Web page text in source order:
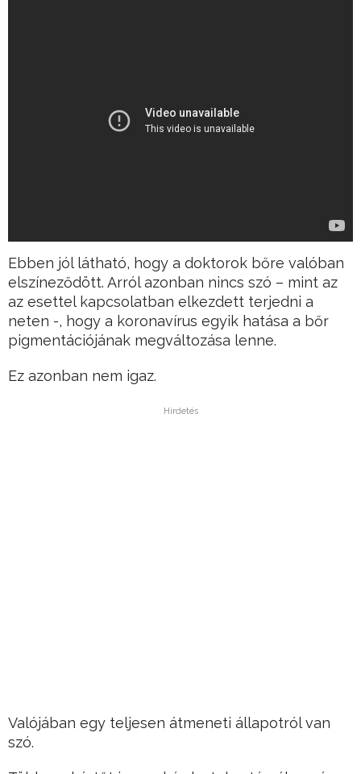
Ebben jól látható, hogy a doktorok bőre valóban
elszíneződött. Arról azonban nincs szó – mint az
az esettel kapcsolatban elkezdett terjedni a
neten -, hogy a koronavírus egyik hatása a bőr
pigmentációjának megváltozása lenne.
Ez azonban nem igaz.
Hirdetés
Valójában egy teljesen átmeneti állapotról van
szó.